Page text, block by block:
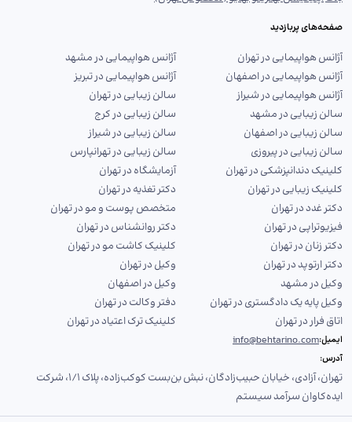
صفحه‌های پربازدید
آژانس هواپیمایی در تهران
آژانس هواپیمایی در مشهد
آژانس هواپیمایی در اصفهان
آژانس هواپیمایی در تبریز
آژانس هواپیمایی در شیراز
سالن زیبایی در تهران
سالن زیبایی در مشهد
سالن زیبایی در کرج
سالن زیبایی در اصفهان
سالن زیبایی در شیراز
سالن زیبایی در پیروزی
سالن زیبایی در تهرانپارس
کلینیک دندانپزشکی در تهران
آزمایشگاه در تهران
کلینیک زیبایی در تهران
دکتر تغذیه در تهران
دکتر غدد در تهران
متخصص پوست و مو در تهران
فیزیوتراپی در تهران
دکتر روانشناس در تهران
دکتر زنان در تهران
کلینیک کاشت مو در تهران
دکتر ارتوپد در تهران
وکیل در تهران
وکیل در مشهد
وکیل در اصفهان
وکیل پایه یک دادگستری در تهران
دفتر وکالت در تهران
اتاق فرار در تهران
کلینیک ترک اعتیاد در تهران
ایمیل:info@behtarino.com
آدرس:
تهران، آزادی، خیابان حبیب‌زادگان، نبش بن‌بست کوکب‌زاده، پلاک ۱/۱، شرکت
ایده‌کاوان سرآمد سیستم